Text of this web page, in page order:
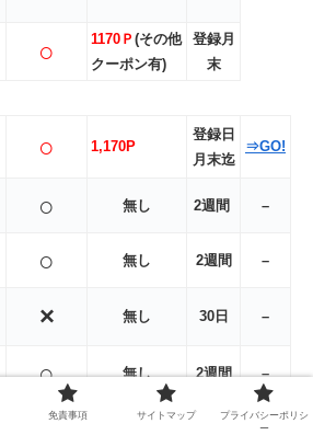
○ 1170Ｐ (その他
クーポン有)
登録月
末
○ 1,170P
登録日
月末迄
⇒GO!
○ 無し 2週間 –
○ 無し 2週間 –
× 無し 30日 –
○ 無し 2週間 –
○ –
免責事項 サイトマップ
プライバシーポリシ
ー